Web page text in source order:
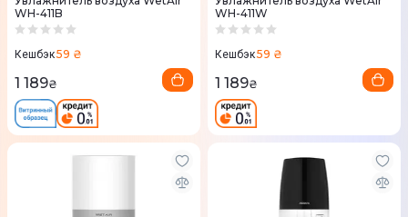
WH-411B
Кешбэк59 ₴
1 189₴
WH-411W
Кешбэк59 ₴
1 189₴